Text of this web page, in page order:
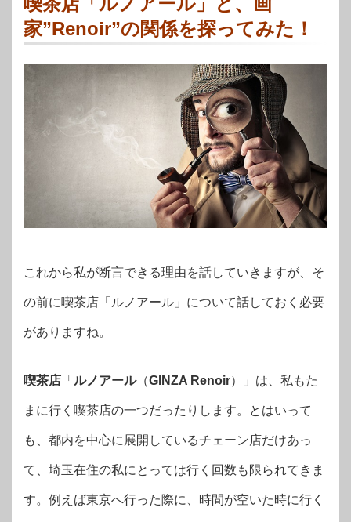
家”Renoir”の関係を探ってみた！
これから私が断言できる理由を話していきますが、そ
の前に喫茶店「ルノアール」について話しておく必要
がありますね。
喫茶店 「 ルノアール（GINZA Renoir）」は、私もた
まに行く喫茶店の一つだったりします。とはいって
も、都内を中心に展開しているチェーン店だけあっ
て、埼玉在住の私にとっては行く回数も限られてきま
す。例えば東京へ行った際に、時間が空いた時に行く